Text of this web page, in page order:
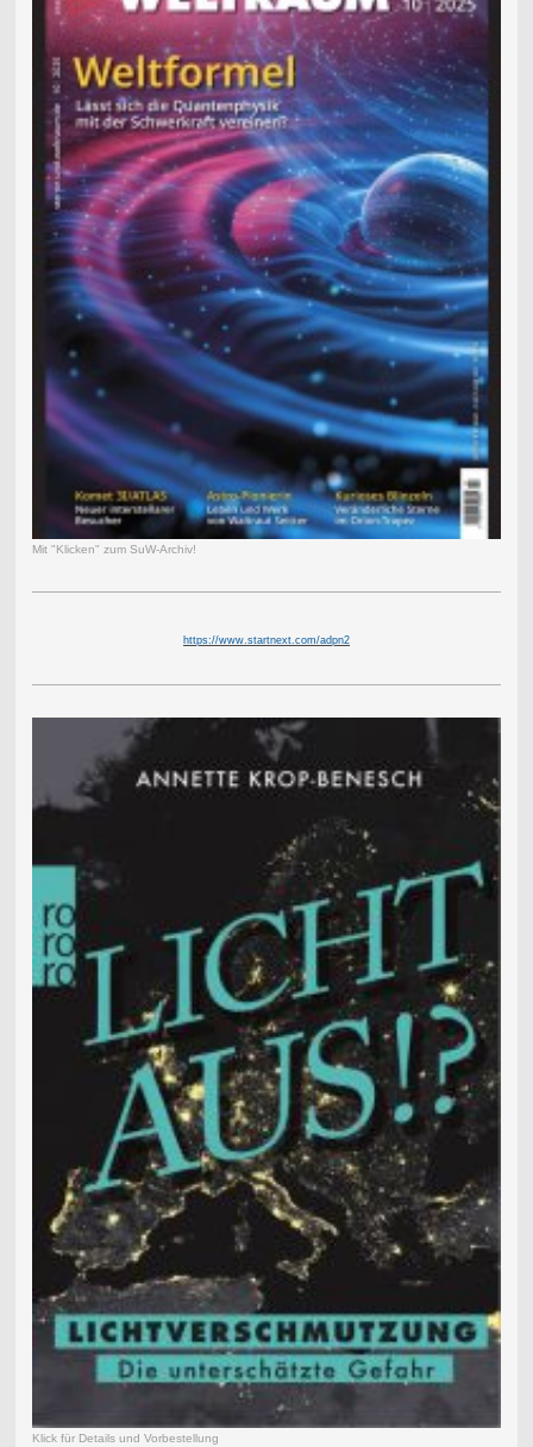
Mit "Klicken" zum SuW-Archiv!
https://www.startnext.com/adpn2
Klick für Details und Vorbestellung